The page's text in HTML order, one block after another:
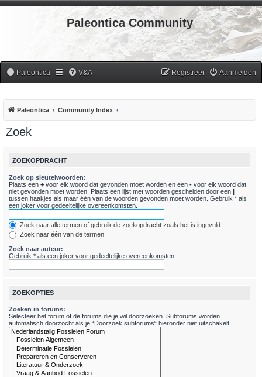
Paleontica Community
Paleontica V&A Aanmelden
Registreer
Paleontica Community Index
Zoek
ZOEKOPDRACHT
Zoek op sleutelwoorden:
Plaats een + voor elk woord dat gevonden moet worden en een - voor elk woord dat
niet gevonden moet worden. Plaats een lijst met woorden gescheiden door een |
tussen haakjes als maar één van de woorden gevonden moet worden. Gebruik * als
een joker voor gedeeltelijke overeenkomsten.
Zoek naar alle termen of gebruik de zoekopdracht zoals het is ingevuld
Zoek naar één van de termen
Zoek naar auteur:
Gebruik * als een joker voor gedeeltelijke overeenkomsten.
ZOEKOPTIES
Zoeken in forums:
Selecteer het forum of de forums die je wil doorzoeken. Subforums worden
automatisch doorzocht als je “Doorzoek subforums“ hieronder niet uitschakelt.